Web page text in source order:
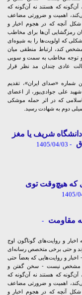
آن‌گونه که هستند نه آن‌گونه که
اهمیت و ضرورتی مضاعف
شکل آنچه که در هجوم اخبار و
رمزگشایی‌ آن‌ها برای مخاطب
که اولویت‌ها را به شیوه‌ای
کند، ارتباط منطقی میان
و توجه مخاطب به سمت و سویی
عادی چندان مد نظر قرار
«صدای ایران»، تقدیم
علی جوادی‌پور، از اعضای
اسلامی که در اثر حمله موشکی
دوم به شهادت رسید.
شریف یا مغز
- 1405/04/03
که هیچ‌وقت توی
مقاومت
-
اخبار و روایت‌های گوناگون اوج
و حتی برخی متخصص رسانه‌ای
و روایت‌هایی که بعضاً حتی
نیست - سخن گفتن و
آن‌گونه که هستند نه آن‌گونه که
اهمیت و ضرورتی مضاعف
شکل آنچه که در هجوم اخبار و